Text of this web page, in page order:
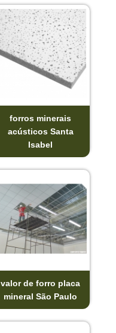
forros minerais
acústicos Santa
Isabel
valor de forro placa
mineral São Paulo